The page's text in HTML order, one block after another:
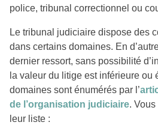
police, tribunal correctionnel ou
Le tribunal judiciaire dispose des
dans certains domaines. En
dernier ressort, sans possibilité
la valeur du litige est inférieure ou
domaines sont énumérés par l’
de l’organisation judiciaire.
leur liste :